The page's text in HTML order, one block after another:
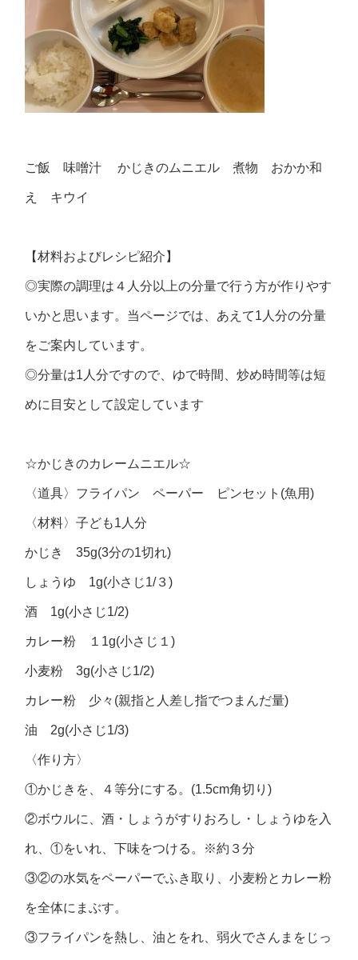
ご飯 味噌汁 かじきのムニエル 煮物 おかか和
え キウイ
【材料およびレシピ紹介】
◎実際の調理は４人分以上の分量で行う方が作りやす
いかと思います。当ページでは、あえて1人分の分量
をご案内しています。
◎分量は1人分ですので、ゆで時間、炒め時間等は短
めに目安として設定しています
☆かじきのカレームニエル☆
〈道具〉フライパン ペーパー ピンセット(魚用)
〈材料〉子ども1人分
かじき 35g(3分の1切れ)
しょうゆ 1g(小さじ1/３)
酒 1g(小さじ1/2)
カレー粉 １1g(小さじ１)
小麦粉 3g(小さじ1/2)
カレー粉 少々(親指と人差し指でつまんだ量)
油 2g(小さじ1/3)
〈作り方〉
①かじきを、４等分にする。(1.5cm角切り)
②ボウルに、酒・しょうがすりおろし・しょうゆを入
れ、①をいれ、下味をつける。※約３分
③②の水気をペーパーでふき取り、小麦粉とカレー粉
を全体にまぶす。
③フライパンを熱し、油とをれ、弱火でさんまをじっ